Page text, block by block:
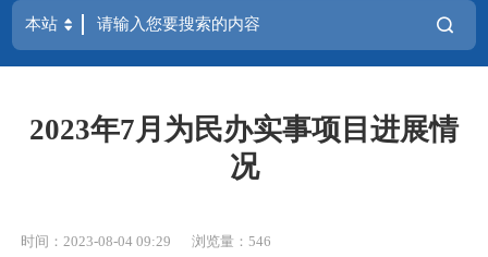
2023年7月为民办实事项目进展情
况
时间：2023-08-04 09:29 浏览量：546